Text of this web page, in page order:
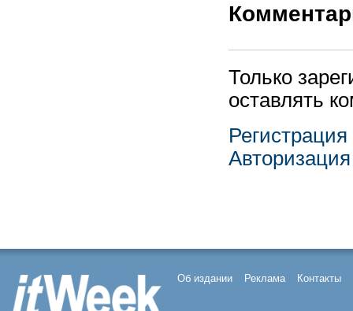
Только
оставлять
Регистрация
Авторизация
Об издании Реклама Контакты